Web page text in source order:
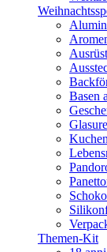
Basen
Themen-Kit